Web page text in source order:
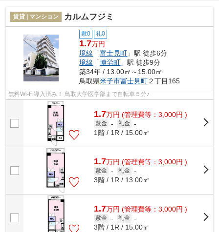
賃貸 | マンション カルムフジミ
敷0 礼0
1.7万円
境線 「富士見町 」駅 徒歩6分
境線 「博労町 」駅 徒歩9分
築34年 / 13.00㎡～15.00㎡
鳥取県米子市冨士見町２丁目165
無料Wi-Fi導入済み！ 鳥取大学医学部まで自転車５分♪
1.7万円 (管理費等：3,000円 )
敷金 - 礼金 -
1階 / 1R / 15.00㎡
1.7万円 (管理費等：3,000円 )
敷金 - 礼金 -
3階 / 1R / 13.00㎡
1.7万円 (管理費等：3,000円 )
敷金 - 礼金 -
3階 / 1R / 15.00㎡